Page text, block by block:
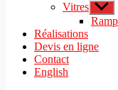
Vitres
le
sous-
Réalisations
Devis en ligne
Contact
English